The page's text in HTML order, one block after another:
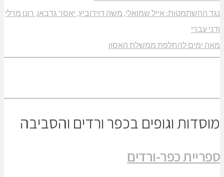
נגד ההשתמטות: אייל שמואלי, משה דוידוביץ, יאסר גדבאן, רונן מרלי
ודני עברי
מאה ימים להחלפת ממשלת האסון
מוסדות וגופים בכפר ורדים והסביבה
ספריית כפר-ורדים